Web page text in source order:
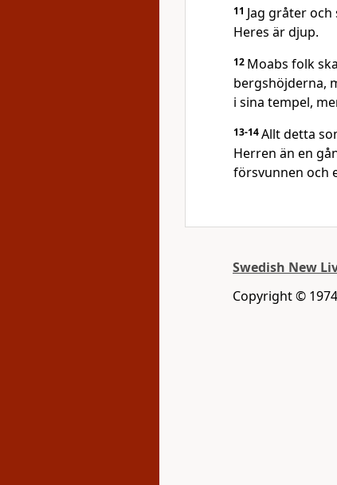
11 Jag gråter
Heres är djup.
12 Moabs folk
bergshöjderna,
i sina tempel,
13-14Allt detta
Herren än en
försvunnen och
Swedish New
Copyright ©